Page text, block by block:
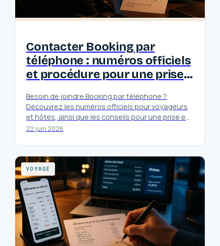
Contacter Booking par
téléphone : numéros officiels
et procédure pour une prise
22 juin 2026
Besoin de joindre Booking par téléphone ?
Découvrez les numéros officiels pour voyageurs
et hôtes, ainsi que les conseils pour une prise en
charge rapide.
VOYAGE